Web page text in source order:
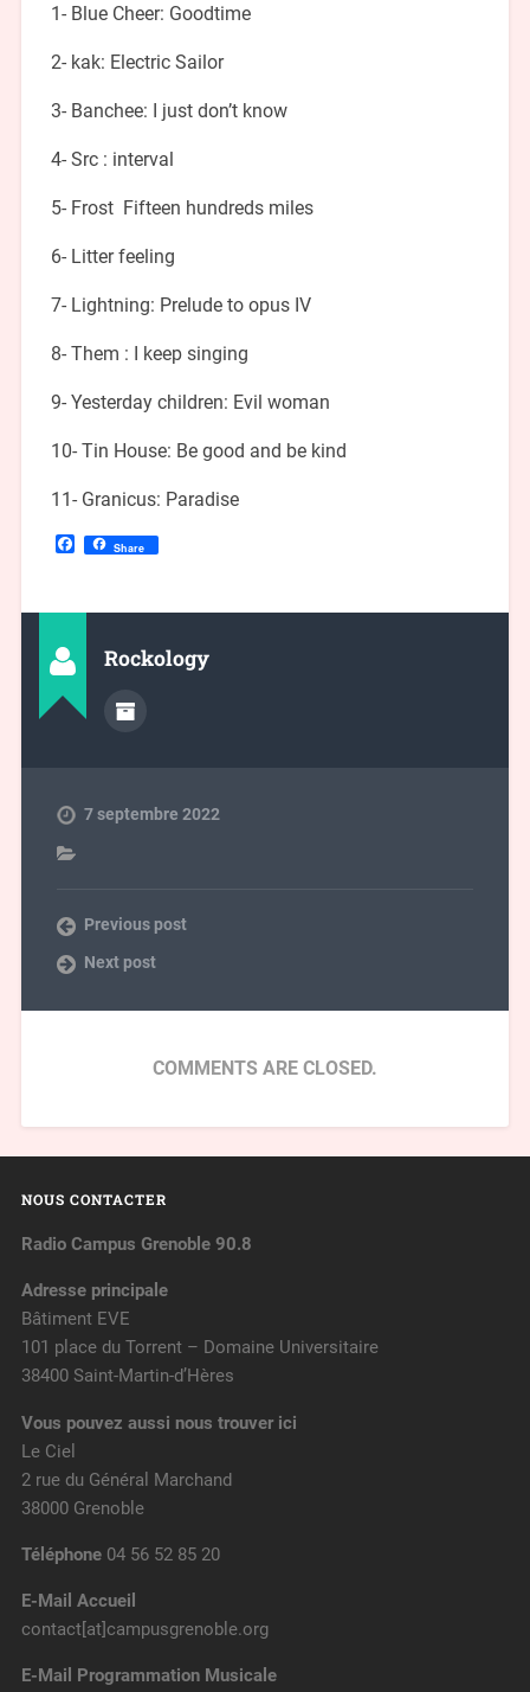
1- Blue Cheer: Goodtime
2- kak: Electric Sailor
3- Banchee: I just don’t know
4- Src : interval
5- Frost Fifteen hundreds miles
6- Litter feeling
7- Lightning: Prelude to opus IV
8- Them : I keep singing
9- Yesterday children: Evil woman
10- Tin House: Be good and be kind
11- Granicus: Paradise
Facebook
Share
Rockology
7 septembre 2022
Previous post
Next post
COMMENTS ARE CLOSED.
NOUS CONTACTER
Radio Campus Grenoble 90.8
Adresse principale
Bâtiment EVE
101 place du Torrent – Domaine Universitaire
38400 Saint-Martin-d’Hères
Vous pouvez aussi nous trouver ici
Le Ciel
2 rue du Général Marchand
38000 Grenoble
Téléphone04 56 52 85 20
E-Mail Accueil
contact[at]campusgrenoble.org
E-Mail Programmation Musicale